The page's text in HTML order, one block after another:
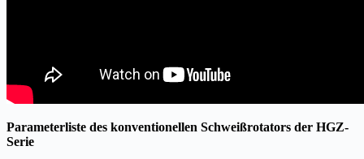
Parameterliste des konventionellen Schweißrotators der HGZ-
Serie